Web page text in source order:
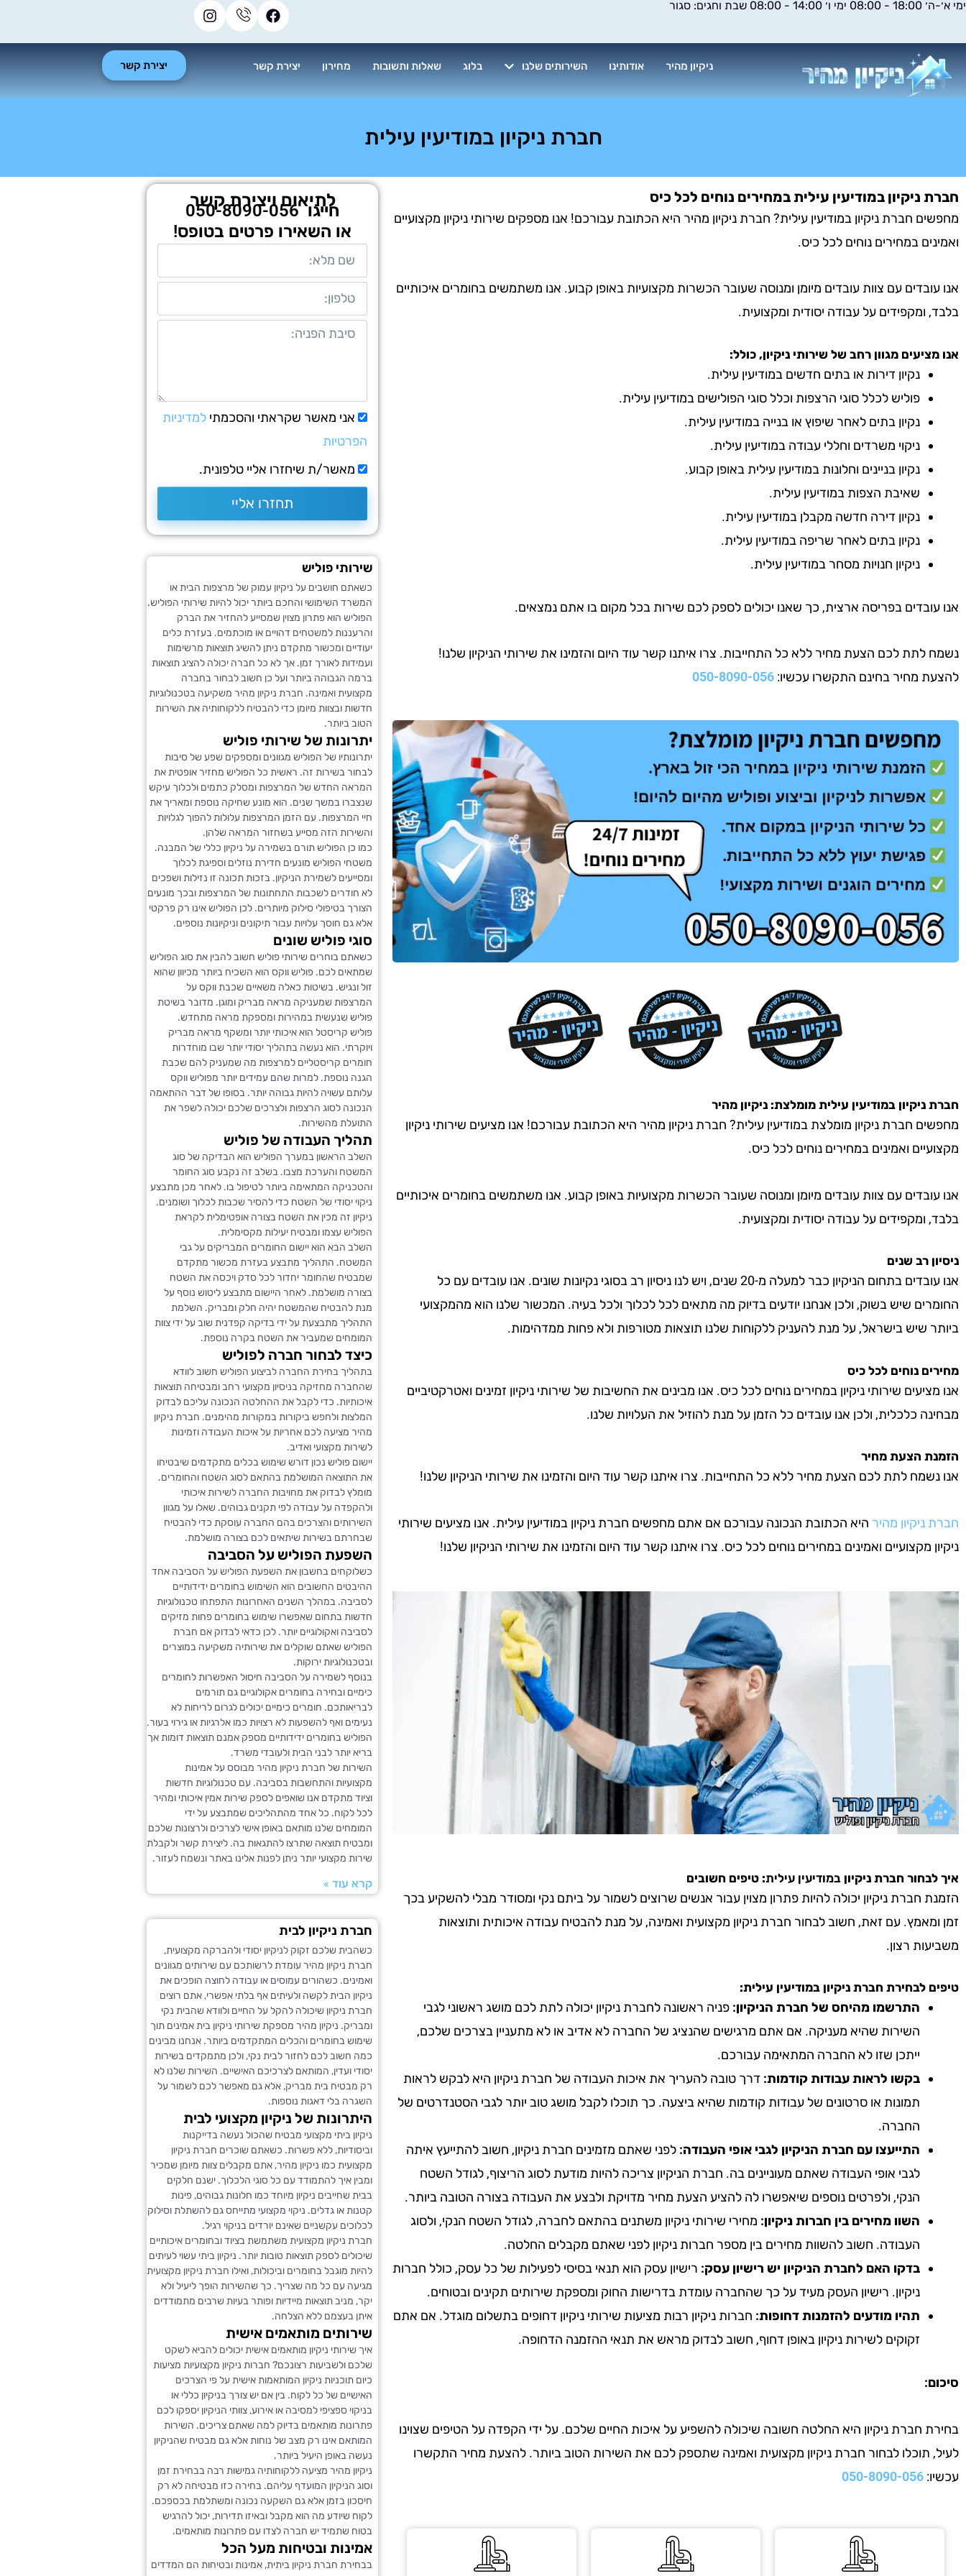
דילוג
ימי א׳-ה׳ 18:00 - 08:00 ימי ו׳ 14:00 - 08:00 שבת וחגים: סגור
ניקיון מהיר אודותינו השירותים שלנו בלוג שאלות ותשובות מחירון יצירת קשר יצירת קשר
חברת ניקיון במודיעין עילית
חברת ניקיון במודיעין עילית במחירים נוחים לכל כיס
מחפשים חברת ניקיון במודיעין עילית? חברת ניקיון מהיר היא הכתובת עבורכם! אנו מספקים שירותי ניקיון מקצועיים
ואמינים במחירים נוחים לכל כיס.
אנו עובדים עם צוות עובדים מיומן ומנוסה שעובר הכשרות מקצועיות באופן קבוע. אנו משתמשים בחומרים איכותיים
בלבד, ומקפידים על עבודה יסודית ומקצועית.
אנו מציעים מגוון רחב של שירותי ניקיון, כולל:
נקיון דירות או בתים חדשים במודיעין עילית.
פוליש לכלל סוגי הרצפות וכלל סוגי הפולישים במודיעין עילית.
נקיון בתים לאחר שיפוץ או בנייה במודיעין עילית.
ניקוי משרדים וחללי עבודה במודיעין עילית.
נקיון בניינים וחלונות במודיעין עילית באופן קבוע.
שאיבת הצפות במודיעין עילית.
נקיון דירה חדשה מקבלן במודיעין עילית.
נקיון בתים לאחר שריפה במודיעין עילית.
ניקיון חנויות מסחר במודיעין עילית.
אנו עובדים בפריסה ארצית, כך שאנו יכולים לספק לכם שירות בכל מקום בו אתם נמצאים.
נשמח לתת לכם הצעת מחיר ללא כל התחייבות. צרו איתנו קשר עוד היום והזמינו את שירותי הניקיון שלנו!
להצעת מחיר בחינם התקשרו עכשיו: 050-8090-056
חברת ניקיון במודיעין עילית מומלצת: ניקיון מהיר
מחפשים חברת ניקיון מומלצת במודיעין עילית? חברת ניקיון מהיר היא הכתובת עבורכם! אנו מציעים שירותי ניקיון
מקצועיים ואמינים במחירים נוחים לכל כיס.
אנו עובדים עם צוות עובדים מיומן ומנוסה שעובר הכשרות מקצועיות באופן קבוע. אנו משתמשים בחומרים איכותיים
בלבד, ומקפידים על עבודה יסודית ומקצועית.
ניסיון רב שנים
אנו עובדים בתחום הניקיון כבר למעלה מ-20 שנים, ויש לנו ניסיון רב בסוגי נקיונות שונים. אנו עובדים עם כל
החומרים שיש בשוק, ולכן אנחנו יודעים בדיוק מה מתאים לכל לכלוך ולכל בעיה. המכשור שלנו הוא מהמקצועי
ביותר שיש בישראל, על מנת להעניק ללקוחות שלנו תוצאות מטורפות ולא פחות ממדהימות.
מחירים נוחים לכל כיס
אנו מציעים שירותי ניקיון במחירים נוחים לכל כיס. אנו מבינים את החשיבות של שירותי ניקיון זמינים ואטרקטיביים
מבחינה כלכלית, ולכן אנו עובדים כל הזמן על מנת להוזיל את העלויות שלנו.
הזמנת הצעת מחיר
אנו נשמח לתת לכם הצעת מחיר ללא כל התחייבות. צרו איתנו קשר עוד היום והזמינו את שירותי הניקיון שלנו!
חברת ניקיון מהיר היא הכתובת הנכונה עבורכם אם אתם מחפשים חברת ניקיון במודיעין עילית. אנו מציעים שירותי
ניקיון מקצועיים ואמינים במחירים נוחים לכל כיס. צרו איתנו קשר עוד היום והזמינו את שירותי הניקיון שלנו!
איך לבחור חברת ניקיון במודיעין עילית: טיפים חשובים
הזמנת חברת ניקיון יכולה להיות פתרון מצוין עבור אנשים שרוצים לשמור על ביתם נקי ומסודר מבלי להשקיע בכך
זמן ומאמץ. עם זאת, חשוב לבחור חברת ניקיון מקצועית ואמינה, על מנת להבטיח עבודה איכותית ותוצאות
משביעות רצון.
טיפים לבחירת חברת ניקיון במודיעין עילית:
התרשמו מהיחס של חברת הניקיון: פניה ראשונה לחברת ניקיון יכולה לתת לכם מושג ראשוני לגבי
השירות שהיא מעניקה. אם אתם מרגישים שהנציג של החברה לא אדיב או לא מתעניין בצרכים שלכם,
ייתכן שזו לא החברה המתאימה עבורכם.
בקשו לראות עבודות קודמות: דרך טובה להעריך את איכות העבודה של חברת ניקיון היא לבקש לראות
תמונות או סרטונים של עבודות קודמות שהיא ביצעה. כך תוכלו לקבל מושג טוב יותר לגבי הסטנדרטים של
החברה.
התייעצו עם חברת הניקיון לגבי אופי העבודה: לפני שאתם מזמינים חברת ניקיון, חשוב להתייעץ איתה
לגבי אופי העבודה שאתם מעוניינים בה. חברת הניקיון צריכה להיות מודעת לסוג הריצוף, לגודל השטח
הנקי, ולפרטים נוספים שיאפשרו לה להציע הצעת מחיר מדויקת ולבצע את העבודה בצורה הטובה ביותר.
השוו מחירים בין חברות ניקיון: מחירי שירותי ניקיון משתנים בהתאם לחברה, לגודל השטח הנקי, ולסוג
העבודה. חשוב להשוות מחירים בין מספר חברות ניקיון לפני שאתם מקבלים החלטה.
בדקו האם לחברת הניקיון יש רישיון עסק: רישיון עסק הוא תנאי בסיסי לפעילות של כל עסק, כולל חברות
ניקיון. רישיון העסק מעיד על כך שהחברה עומדת בדרישות החוק ומספקת שירותים תקינים ובטוחים.
תהיו מודעים להזמנות דחופות: חברות ניקיון רבות מציעות שירותי ניקיון דחופים בתשלום מוגדל. אם אתם
זקוקים לשירות ניקיון באופן דחוף, חשוב לבדוק מראש את תנאי ההזמנה הדחופה.
סיכום:
בחירת חברת ניקיון היא החלטה חשובה שיכולה להשפיע על איכות החיים שלכם. על ידי הקפדה על הטיפים שצוינו
לעיל, תוכלו לבחור חברת ניקיון מקצועית ואמינה שתספק לכם את השירות הטוב ביותר. להצעת מחיר התקשרו
עכשיו:
לתיאום ויצירת קשר
חייגו050-8090-056
או השאירו פרטים בטופס!
אני מאשר שקראתי והסכמתי למדיניות
הפרטיות
מאשר/ת שיחזרו אליי טלפונית.
תחזרו אליי
שירותי פוליש
כשאתם חושבים על ניקיון עמוק של מרצפות הבית או
המשרד השימושי והחכם ביותר יכול להיות שירותי הפוליש.
הפוליש הוא פתרון מצוין שמסייע להחזיר את הברק
והרעננות למשטחים דהויים או מוכתמים. בעזרת כלים
יעודיים ומכשור מתקדם ניתן להשיג תוצאות מרשימות
ועמידות לאורך זמן. אך לא כל חברה יכולה להציג תוצאות
ברמה הגבוהה ביותר ועל כן חשוב לבחור בחברה
מקצועית ואמינה. חברת ניקיון מהיר משקיעה בטכנולוגיות
חדשות ובצוות מיומן כדי להבטיח ללקוחותיה את השירות
הטוב ביותר.
יתרונות של שירותי פוליש
יתרונותיו של הפוליש מגוונים ומספקים שפע של סיבות
לבחור בשירות זה. ראשית כל הפוליש מחזיר אופטית את
המראה החדש של המרצפות ומסלק כתמים ולכלוך עיקש
שנצברו במשך שנים. הוא מונע שחיקה נוספת ומאריך את
חיי המרצפות. עם הזמן המרצפות עלולות להפוך לגלויות
והשירות הזה מסייע בשחזור המראה שלהן.
כמו כן הפוליש תורם בשמירה על ניקיון כללי של המבנה.
משטחי הפוליש מונעים חדירת נוזלים וספיגת לכלוך
ומסייעים לשמירת הניקיון. בזכות תכונה זו נזילות ושפכים
לא חודרים לשכבות התחתונות של המרצפות ובכך מונעים
הצורך בטיפולי סילוק מיותרים. לכן הפוליש אינו רק פרקטי
אלא גם חוסך עלויות עבור תיקונים וניקיונות נוספים.
סוגי פוליש שונים
כשאתם בוחרים שירותי פוליש חשוב להבין את סוג הפוליש
שמתאים לכם. פוליש ווקס הוא השכיח ביותר מכיוון שהוא
זול ונגיש. בשיטות כאלה משאיים שכבת ווקס על
המרצפות שמעניקה מראה מבריק ומוגן. מדובר בשיטת
פוליש שנעשית במהירות ומספקת מראה מתחדש.
פוליש קריסטל הוא איכותי יותר ומשקף מראה מבריק
ויוקרתי. הוא נעשה בתהליך יסודי יותר שבו מוחדרות
חומרים קריסטליים למרצפות מה שמעניק להם שכבת
הגנה נוספת. למרות שהם עמידים יותר מפוליש ווקס
עלותם עשויה להיות גבוהה יותר. בסופו של דבר ההתאמה
הנכונה לסוג הרצפות ולצרכים שלכם יכולה לשפר את
התועלת מהשירות.
תהליך העבודה של פוליש
השלב הראשון במערך הפוליש הוא הבדיקה של סוג
המשטח והערכת מצבו. בשלב זה נקבע סוג החומר
והטכניקה המתאימה ביותר לטיפול בו. לאחר מכן מתבצע
ניקוי יסודי של השטח כדי להסיר שכבות לכלוך ושומנים.
ניקיון זה מכין את השטח בצורה אופטימלית לקראת
הפוליש עצמו ומבטיח יעילות מקסימלית.
השלב הבא הוא יישום החומרים המבריקים על גבי
המשטח. התהליך מתבצע בעזרת מכשור מתקדם
שמבטיח שהחומר יחדור לכל סדק ויכסה את השטח
בצורה מושלמת. לאחר היישום מתבצע ליטוש נוסף על
מנת להבטיח שהמשטח יהיה חלק ומבריק. השלמת
התהליך מתבצעת על ידי בדיקה קפדנית שוב על ידי צוות
המומחים שמעביר את השטח בקרה נוספת.
כיצד לבחור חברה לפוליש
בתהליך בחירת החברה לביצוע הפוליש חשוב לוודא
שהחברה מחזיקה בניסיון מקצועי רחב ומבטיחה תוצאות
איכותיות. כדי לקבל את ההחלטה הנכונה עליכם לבדוק
המלצות ולחפש ביקורות במקורות מהימנים. חברת ניקיון
מהיר מציעה לכם אחריות על איכות העבודה וזמינות
לשירות מקצועי ואדיב.
יישום פוליש נכון דורש שימוש בכלים מתקדמים שיבטיחו
את התוצאה המושלמת בהתאם לסוג השטח והחומרים.
מומלץ לבדוק את מחויבות החברה לשירות איכותי
ולהקפדה על עבודה לפי תקנים גבוהים. שאלו על מגוון
השירותים והצרכים בהם החברה עוסקת כדי להבטיח
שבחרתם בשירות שיתאים לכם בצורה מושלמת.
השפעת הפוליש על הסביבה
כשלוקחים בחשבון את השפעת הפוליש על הסביבה אחד
ההיבטים החשובים הוא השימוש בחומרים ידידותיים
לסביבה. במהלך השנים האחרונות התפתחו טכנולוגיות
חדשות בתחום שאפשרו שימוש בחומרים פחות מזיקים
לסביבה ואקולוגיים יותר. לכן כדאי לבדוק אם חברת
הפוליש שאתם שוקלים את שירותיה משקיעה במוצרים
ובטכנולוגיות ירוקות.
בנוסף לשמירה על הסביבה חיסול האפשרות לחומרים
כימיים ובחירה בחומרים אקולוגיים גם תורמים
לבריאותכם. חומרים כימיים יכולים לגרום לריחות לא
נעימים ואף להשפעות לא רצויות כמו אלרגיות או גירוי בעור.
הפוליש בחומרים ידידותיים מספק אמנם תוצאות דומות אך
בריא יותר לבני הבית ולעובדי משרד.
השירות של חברת ניקיון מהיר מבוסס על אמינות
מקצועיות והתחשבות בסביבה. עם טכנולוגיות חדשות
וציוד מתקדם אנו שואפים לספק שירות אמין איכותי ומהיר
לכל לקוח. כל אחד מהתהליכים שמתבצע על ידי
המומחים שלנו מותאם באופן אישי לצרכים ולרצונות שלכם
ומבטיח תוצאה שתרצו להתגאות בה. ליצירת קשר ולקבלת
שירות מקצועי יותר ניתן לפנות אלינו באתר ונשמח לעזור.
קרא עוד »
חברת ניקיון לבית
כשהבית שלכם זקוק לניקיון יסודי ולהברקה מקצועית,
חברת ניקיון מהיר עומדת לרשותכם עם שירותים מגוונים
ואמינים. כשהורים עמוסים או עבודה לחוצה הופכים את
ניקיון הבית לקשה ולעיתים אף בלתי אפשרי, אתם רוצים
חברת ניקיון שיכולה להקל על החיים ולוודא שהבית נקי
ומבריק. ניקיון מהיר מספקת שירותי ניקיון בית אמינים תוך
שימוש בחומרים והכלים המתקדמים ביותר. אנחנו מבינים
כמה חשוב לכם לחזור לבית נקי, ולכן מתמקדים בשירות
יסודי ועדין, המותאם לצרכיכם האישיים. השירות שלנו לא
רק מבטיח בית מבריק, אלא גם מאפשר לכם לשמור על
השגרה בלי דאגות נוספות.
היתרונות של ניקיון מקצועי לבית
ניקיון ביתי מקצועי מבטיח שהכול נעשה בדייקנות
וביסודיות, ללא פשרות. כשאתם שוכרים חברת ניקיון
מקצועית כמו ניקיון מהיר, אתם מקבלים צוות מיומן שמכיר
ומבין איך להתמודד עם כל סוגי הלכלוך. ישנם חלקים
בבית שחייבים ניקיון מיוחד כמו חלונות גבוהים, פינות
קטנות או גדלים. ניקוי מקצועי מתייחס גם להשתלת וסילוק
לכלוכים עקשניים שאינם יורדים בניקוי רגיל.
חברת ניקיון מקצועית משתמשת בציוד ובחומרים איכותיים
שיכולים לספק תוצאות טובות יותר. ניקיון ביתי עשוי לעיתים
להיות מוגבל בחומרים וביכולות, ואילו חברת ניקיון מקצועית
מגיעה עם כל מה שצריך. כך שהשירות הופך ליעיל ולא
יקר, מניב תוצאות מיידיות ופותר בעיות שרבים מתמודדים
איתן בעצמם ללא הצלחה.
שירותים מותאמים אישית
איך שירותי ניקיון מותאמים אישית יכולים להביא לשקט
שלכם ולשביעות רצונכם? חברות ניקיון מקצועיות מציעות
כיום תוכניות ניקיון המותאמות אישית על פי הצרכים
האישיים של כל לקוח. בין אם יש צורך בניקיון כללי או
בניקוי ספציפי למסיבה או אירוע, צוותי הניקיון יספקו לכם
פתרונות מותאמים בדיוק למה שאתם צריכים. השירות
המותאם אינו רק מצב של נוחות אלא גם מבטיח שהניקיון
נעשה באופן היעיל ביותר.
ניקיון מהיר מציעה ללקוחותיה גמישות רבה בבחירת זמן
וסוג הניקיון המועדף עליהם. בחירה כזו מבטיחה לא רק
חיסכון בזמן אלא גם השקעה נכונה ומשתלמת בכספכם.
לקוח שיודע מה הוא מקבל ובאיזו תדירות, יכול להרגיש
בטוח שתמיד יש חברה לצדו עם פתרונות מותאמים.
אמינות ובטיחות מעל הכל
בבחירת חברת ניקיון ביתית, אמינות ובטיחות הם המדדים